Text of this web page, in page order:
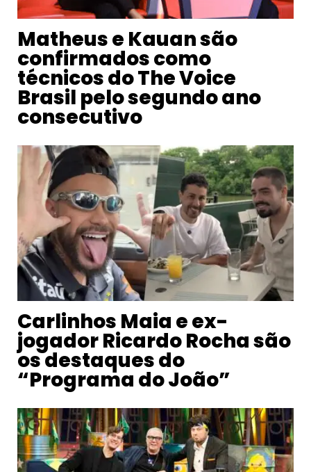
Matheus e Kauan são
confirmados como
técnicos do The Voice
Brasil pelo segundo ano
consecutivo
Carlinhos Maia e ex-
jogador Ricardo Rocha são
os destaques do
“Programa do João”